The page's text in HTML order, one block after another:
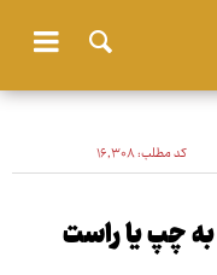
کد مطلب:۱۶٬۳۰۸
چپ یا راست